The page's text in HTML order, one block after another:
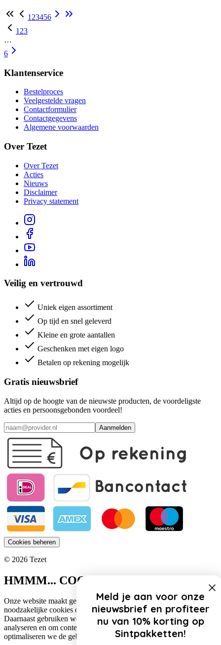
1 23456
1 23
…
6
Klantenservice
Bestelproces
Veelgestelde vragen
Contactformulier
Contactgegevens
Algemene voorwaarden
Over Tezet
Over Tezet
Acties
Nieuws
Disclaimer
Privacy statement
Veilig en vertrouwd
Uniek eigen assortiment
Op tijd en snel geleverd
Kleine en grote aantallen
Geschenken met eigen logo
Betalen op rekening mogelijk
Gratis nieuwsbrief
Altijd op de hoogte van de nieuwste producten, de voordeligste
acties en persoonsgebonden voordeel!
Aanmelden
Cookies beheren
© 2026 Tezet
HMMM... COOKIES!
Onze website maakt gebruik van cookies. Zo gebruiken wij
noodzakelijke cookies om de website functioneel te houden.
Daarnaast gebruiken we cookies om het verkeer op onze website te
analyseren en om content te personaliseren. Op deze manier
optimaliseren we de gebruikerservaring op onze website.
Meld je aan voor onze
nieuwsbrief en profiteer
nu van 10% korting op
Sintpakketten!